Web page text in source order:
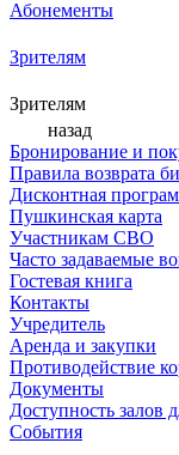
Абонементы
Зрителям
Зрителям
назад
Бронирование и
Правила возврата
Дисконтная
Пушкинская карта
Участникам СВО
Часто задаваемые
Гостевая книга
Контакты
Учредитель
Аренда и закупки
Противодействие
Документы
Доступность залов
События